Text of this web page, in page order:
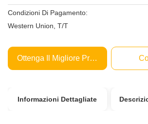
Condizioni Di Pagamento:
Western Union, T/T
Ottenga Il Migliore Prezzo
Informazioni Dettagliate